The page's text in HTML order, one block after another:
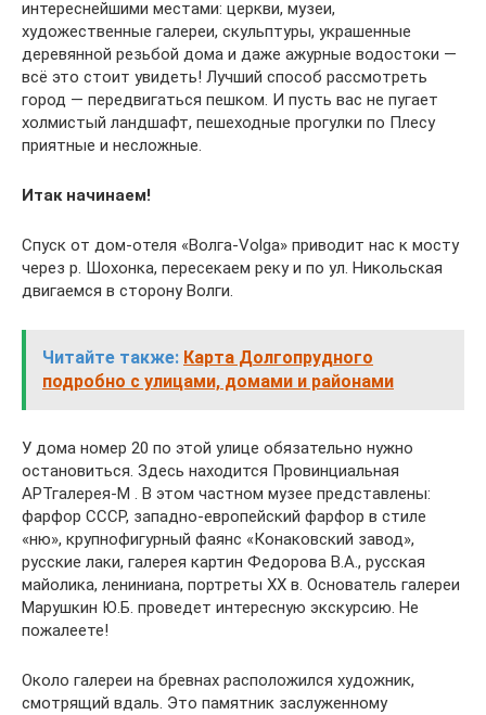
интереснейшими местами: церкви, музеи,
художественные галереи, скульптуры, украшенные
деревянной резьбой дома и даже ажурные водостоки —
всё это стоит увидеть! Лучший способ рассмотреть
город — передвигаться пешком. И пусть вас не пугает
холмистый ландшафт, пешеходные прогулки по Плесу
приятные и несложные.
Итак начинаем!
Спуск от дом-отеля «Волга-Volga» приводит нас к мосту
через р. Шохонка, пересекаем реку и по ул. Никольская
двигаемся в сторону Волги.
Читайте также: Карта Долгопрудного
подробно с улицами, домами и районами
У дома номер 20 по этой улице обязательно нужно
остановиться. Здесь находится Провинциальная
АРТгалерея-М . В этом частном музее представлены:
фарфор СССР, западно-европейский фарфор в стиле
«ню», крупнофигурный фаянс «Конаковский завод»,
русские лаки, галерея картин Федорова В.А., русская
майолика, лениниана, портреты XX в. Основатель галереи
Марушкин Ю.Б. проведет интересную экскурсию. Не
пожалеете!
Около галереи на бревнах расположился художник,
смотрящий вдаль. Это памятник заслуженному